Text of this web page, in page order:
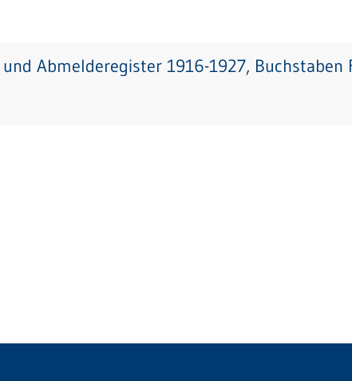
Abmelderegister 1916-1927, Buchstaben